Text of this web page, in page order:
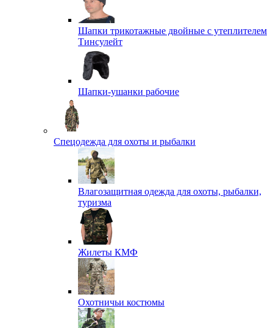
Шапки трикотажные двойные с утеплителем
Тинсулейт
Шапки-ушанки рабочие
Спецодежда для охоты и рыбалки
Влагозащитная одежда для охоты, рыбалки,
туризма
Жилеты КМФ
Охотничьи костюмы